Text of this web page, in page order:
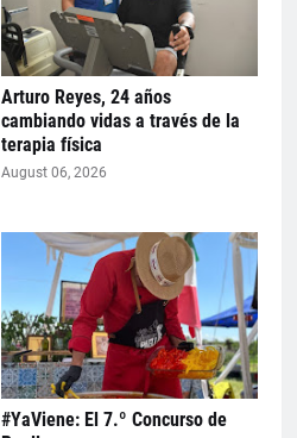
Arturo Reyes, 24 años
cambiando vidas a través de la
terapia física
August 06, 2026
#YaViene: El 7.º Concurso de